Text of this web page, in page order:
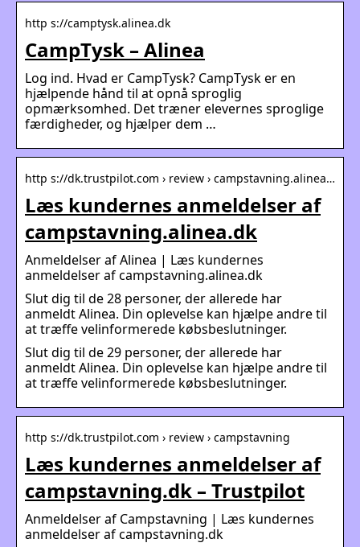
http s://camptysk.alinea.dk
CampTysk – Alinea
Log ind. Hvad er CampTysk? CampTysk er en
hjælpende hånd til at opnå sproglig
opmærksomhed. Det træner elevernes sproglige
færdigheder, og hjælper dem …
http s://dk.trustpilot.com › review › campstavning.alinea…
Læs kundernes anmeldelser af
campstavning.alinea.dk
Anmeldelser af Alinea | Læs kundernes
anmeldelser af campstavning.alinea.dk
Slut dig til de 28 personer, der allerede har
anmeldt Alinea. Din oplevelse kan hjælpe andre til
at træffe velinformerede købsbeslutninger.
Slut dig til de 29 personer, der allerede har
anmeldt Alinea. Din oplevelse kan hjælpe andre til
at træffe velinformerede købsbeslutninger.
http s://dk.trustpilot.com › review › campstavning
Læs kundernes anmeldelser af
campstavning.dk – Trustpilot
Anmeldelser af Campstavning | Læs kundernes
anmeldelser af campstavning.dk